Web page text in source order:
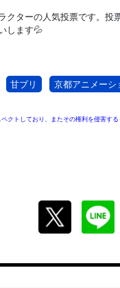
クターの人気投票です。投
します💦
甘ブリ 京都アニメーシ
クトしており、またその権利を侵害す